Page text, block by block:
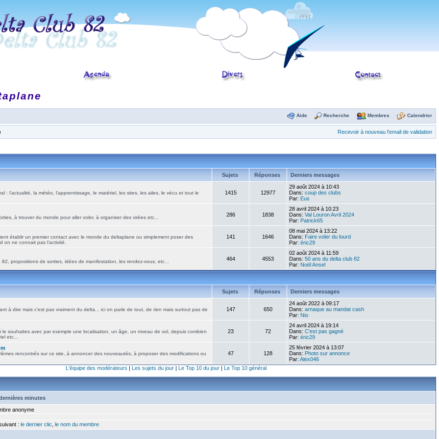
Aide Recherche Membres Calendrier
Recevoir à nouveau l'email de validation
Sujets Réponses Derniers messages
: l'actualité, la météo, l'apprentissage, le matériel, les sites, les ailes, le vécu et tout le 1415 12977
29 août 2024 à 10:43
Dans: coup des clubs
Par: Eus
à trouver du monde pour aller voler, à organiser des virées etc... 286 1838
28 avril 2024 à 10:23
Dans: Val Louron Avril 2024
Par: Patrick65
établir un premier contact avec le monde du deltaplane ou simplement poser des
on ne connait pas l'activité.
141 1646
08 mai 2024 à 13:22
Dans: Faire voler du lourd
Par: éric29
propositions de sorties, idées de manifestation, les rendez-vous, etc... 464 4553
02 août 2024 à 11:59
Dans: 50 ans du delta club 82
Par: Noël Ansel
Sujets Réponses Derniers messages
à dire mais c'est pas vraiment du delta... ici on parle de tout, de rien mais surtout pas de 147 650
24 août 2022 à 09:17
Dans: arnaque au mandat cash
Par: Nio
souhaites avec par exemple une localisation, un âge, un niveau de vol, depuis combien
etc...
23 72
24 avril 2024 à 19:14
Dans: C'est pas gagné
Par: éric29
rencontrés sur ce site, à annoncer des nouveautés, à proposer des modifications ou 47 128
25 février 2024 à 13:07
Dans: Photo sur annonce
Par: Alex046
L'équipe des modérateurs | Les sujets du jour| Le Top 10 du jour| Le Top 10 général
minutes
anonyme
: le dernier clic le nom du membre